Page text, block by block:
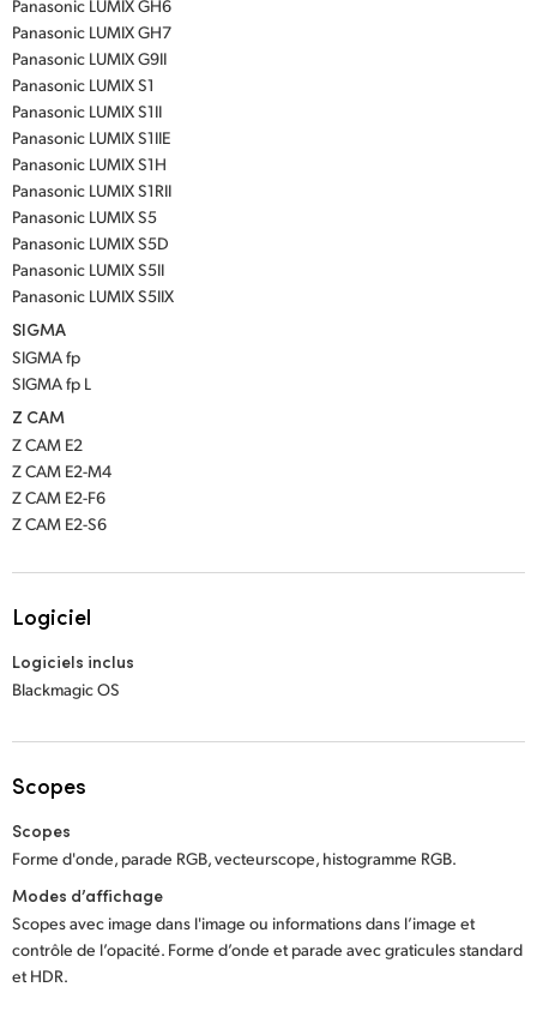
Panasonic LUMIX GH6
Panasonic LUMIX GH7
Panasonic LUMIX G9II
Panasonic LUMIX S1
Panasonic LUMIX S1II
Panasonic LUMIX S1IIE
Panasonic LUMIX S1H
Panasonic LUMIX S1RII
Panasonic LUMIX S5
Panasonic LUMIX S5D
Panasonic LUMIX S5II
Panasonic LUMIX S5IIX
SIGMA
SIGMA fp
SIGMA fp L
Z CAM
Z CAM E2
Z CAM E2-M4
Z CAM E2-F6
Z CAM E2-S6
Logiciel
Logiciels inclus
Blackmagic OS
Scopes
Scopes
Forme d'onde, parade RGB, vecteurscope, histogramme RGB.
Modes d’affichage
Scopes avec image dans l'image ou informations dans l’image et
contrôle de l’opacité. Forme d’onde et parade avec graticules standard
et HDR.